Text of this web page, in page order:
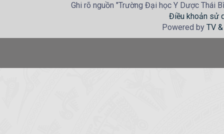
Ghi rõ nguồn "Trường Đại học Y Dược Thái
Điều khoản sử
Powered by TV